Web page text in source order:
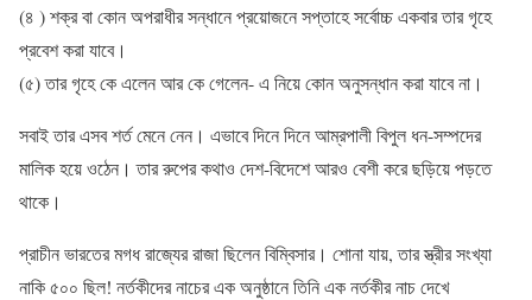
(৪ ) শক্র বা কোন অপরাধীর সন্ধানে প্রয়োজনে সপ্তাহে সর্বোচ্চ একবার তার গৃহে
প্রবেশ করা যাবে।
(৫) তার গৃহে কে এলেন আর কে গেলেন- এ নিয়ে কোন অনুসন্ধান করা যাবে না।
সবাই তার এসব শর্ত মেনে নেন। এভাবে দিনে দিনে আম্রপালী বিপুল ধন-সম্পদের
মালিক হয়ে ওঠেন। তার রুপের কথাও দেশ-বিদেশে আরও বেশী করে ছড়িয়ে পড়তে
থাকে।
প্রাচীন ভারতের মগধ রাজ্যের রাজা ছিলেন বিম্বিসার। শোনা যায়, তার স্ত্রীর সংখ্যা
নাকি ৫০০ ছিল! নর্তকীদের নাচের এক অনুষ্ঠানে তিনি এক নর্তকীর নাচ দেখে